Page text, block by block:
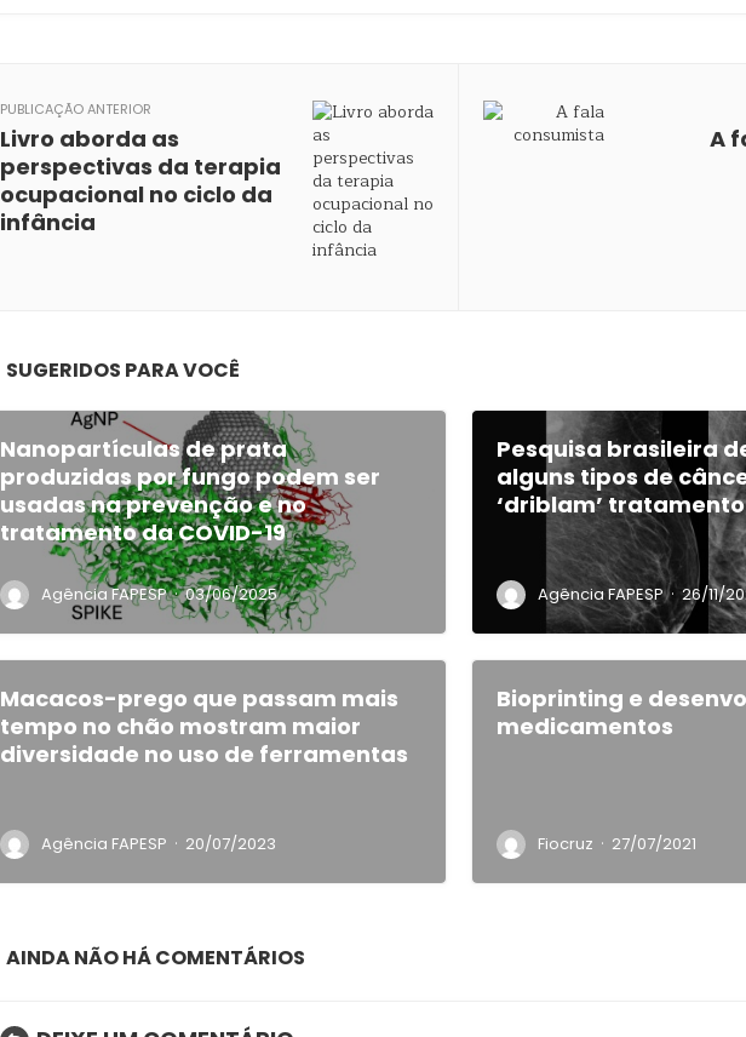
PUBLICAÇÃO ANTERIOR
Livro aborda as
perspectivas da terapia
ocupacional no ciclo da
infância
A
SUGERIDOS PARA VOCÊ
Nanopartículas de prata
produzidas por fungo podem ser
usadas na prevenção e no
tratamento da COVID-19
Agência FAPESP · 03/06/2025
Pesquisa brasileira
alguns tipos de
‘driblam’ tratamento
Agência FAPESP · 26/11/
Macacos-prego que passam mais
tempo no chão mostram maior
diversidade no uso de ferramentas
Agência FAPESP · 20/07/2023
Bioprinting e
medicamentos
Fiocruz · 27/07/2021
AINDA NÃO HÁ COMENTÁRIOS